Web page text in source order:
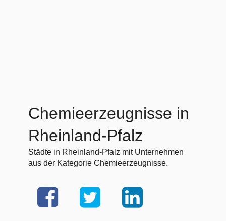
Chemieerzeugnisse in
Rheinland-Pfalz
Städte in Rheinland-Pfalz mit Unternehmen
aus der Kategorie Chemieerzeugnisse.